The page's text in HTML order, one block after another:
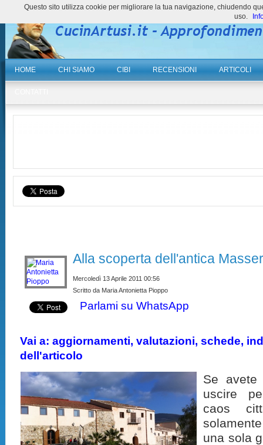
HOME CHI SIAMO CIBI RECENSIONI ARTICOLI
Alla scoperta dell'antica
Mercoledì 13 Aprile 2011 00:56
Scritto da Maria Antonietta Pioppo
Parlami su WhatsApp
Vai a: aggiornamenti, valutazioni, schede,
dell'articolo
Se
uscire
caos
una sola
Questo sito utilizza cookie per migliorare la tua navigazione, chiudendo
uso.